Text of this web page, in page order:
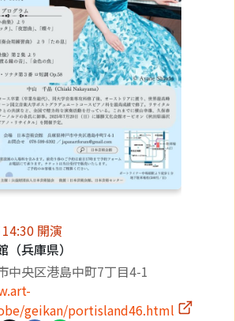
開演
（兵庫県）
中央区港島中町7丁目4-1
geikan/portisland46.html